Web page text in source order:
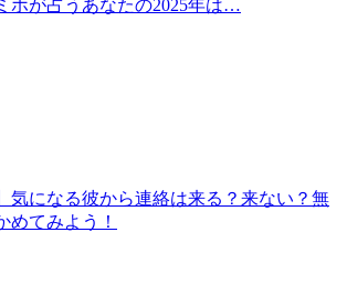
ホが占うあなたの2025年は…
気になる彼から連絡は来る？来ない？無
めてみよう！